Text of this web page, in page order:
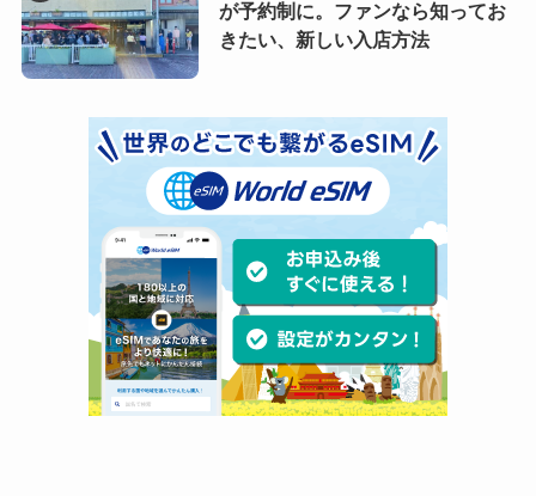
が予約制に。ファンなら知ってお
きたい、新しい入店方法